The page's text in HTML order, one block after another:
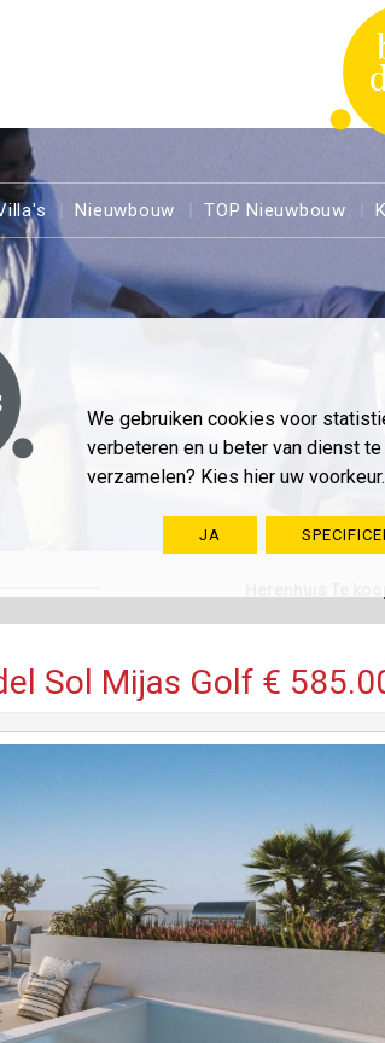
We gebruiken cookies voor
verbeteren en u beter van dienst
verzamelen? Kies hier uw voorkeur.
JA
Nieuwbouw TOP Nieuwbouw
Sol Mijas Golf €